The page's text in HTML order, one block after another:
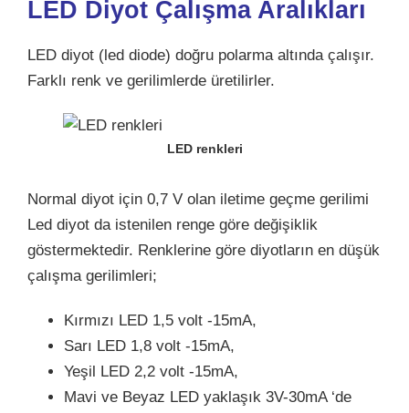
LED Diyot Çalışma Aralıkları
LED diyot (led diode) doğru polarma altında çalışır.
Farklı renk ve gerilimlerde üretilirler.
LED renkleri
Normal diyot için 0,7 V olan iletime geçme gerilimi
Led diyot da istenilen renge göre değişiklik
göstermektedir. Renklerine göre diyotların en düşük
çalışma gerilimleri;
Kırmızı LED 1,5 volt -15mA,
Sarı LED 1,8 volt -15mA,
Yeşil LED 2,2 volt -15mA,
Mavi ve Beyaz LED yaklaşık 3V-30mA ‘de